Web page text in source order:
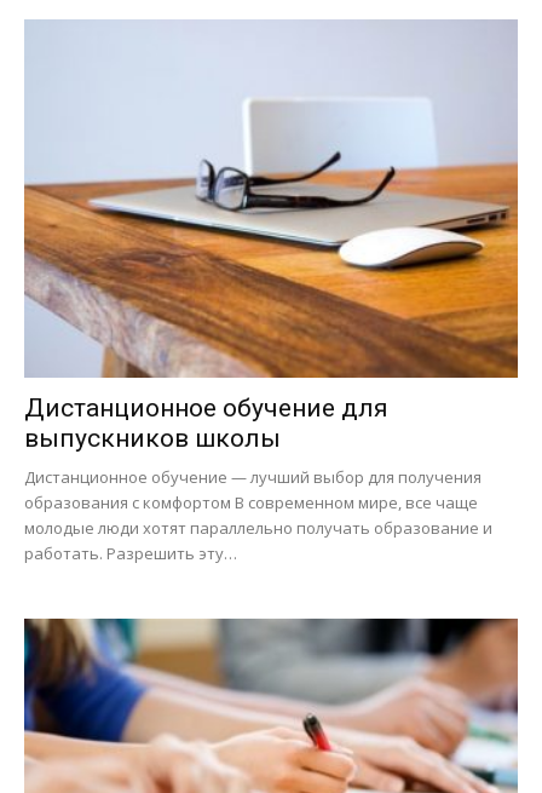
Дистанционное обучение для
выпускников школы
Дистанционное обучение — лучший выбор для получения
образования с комфортом В современном мире, все чаще
молодые люди хотят параллельно получать образование и
работать. Разрешить эту…